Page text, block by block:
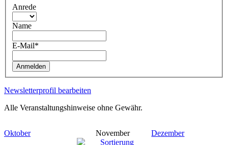
Anrede
Name
E-Mail*
Anmelden
Newsletterprofil bearbeiten
Alle Veranstaltungshinweise ohne Gewähr.
Oktober November
Dezember